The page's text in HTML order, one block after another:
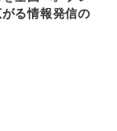
る情報発信の